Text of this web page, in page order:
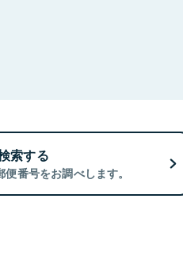
索する
番号をお調べします。